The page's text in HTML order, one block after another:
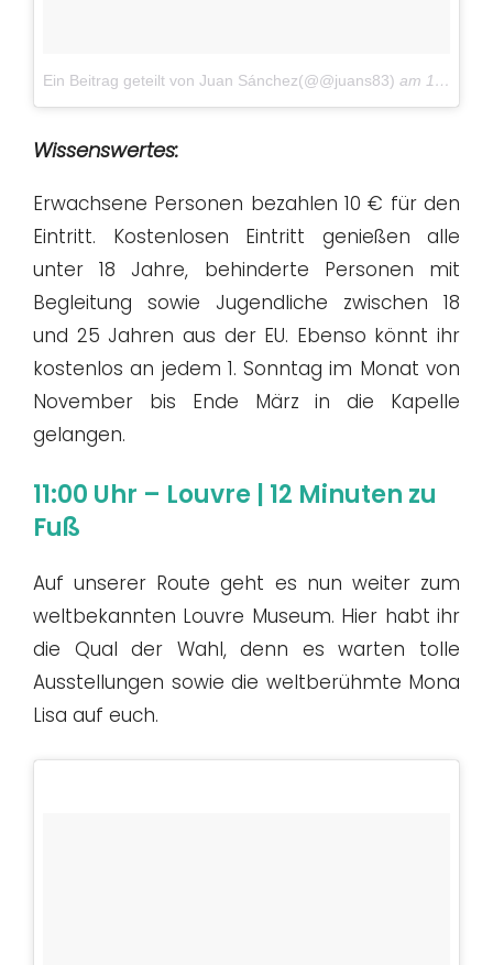
Ein Beitrag geteilt von Juan Sánchez(@@juans83) am 18. Okt 2017 um 15:25 Uhr
Wissenswertes:
Erwachsene Personen bezahlen 10 € für den
Eintritt. Kostenlosen Eintritt genießen alle
unter 18 Jahre, behinderte Personen mit
Begleitung sowie Jugendliche zwischen 18
und 25 Jahren aus der EU. Ebenso könnt ihr
kostenlos an jedem 1. Sonntag im Monat von
November bis Ende März in die Kapelle
gelangen.
11:00 Uhr – Louvre | 12 Minuten zu
Fuß
Auf unserer Route geht es nun weiter zum
weltbekannten Louvre Museum. Hier habt ihr
die Qual der Wahl, denn es warten tolle
Ausstellungen sowie die weltberühmte Mona
Lisa auf euch.